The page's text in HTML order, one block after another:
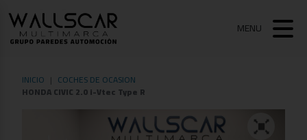
MENU
INICIO COCHES DE OCASION
HONDA CIVIC 2.0 i-Vtec Type R